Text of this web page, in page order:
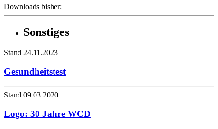
Downloads bisher:
Sonstiges
Stand 24.11.2023
Gesundheitstest
Stand 09.03.2020
Logo: 30 Jahre WCD